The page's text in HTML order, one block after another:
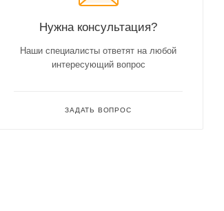
Нужна консультация?
Наши специалисты ответят на любой
интересующий вопрос
ЗАДАТЬ ВОПРОС